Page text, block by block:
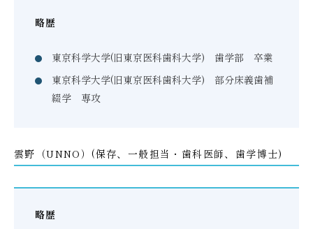
略歴
東京科学大学(旧東京医科歯科大学) 歯学部 卒業
東京科学大学(旧東京医科歯科大学) 部分床義歯補
綴学 専攻
雲野（UNNO）(保存、一般担当・歯科医師、歯学博士)
略歴